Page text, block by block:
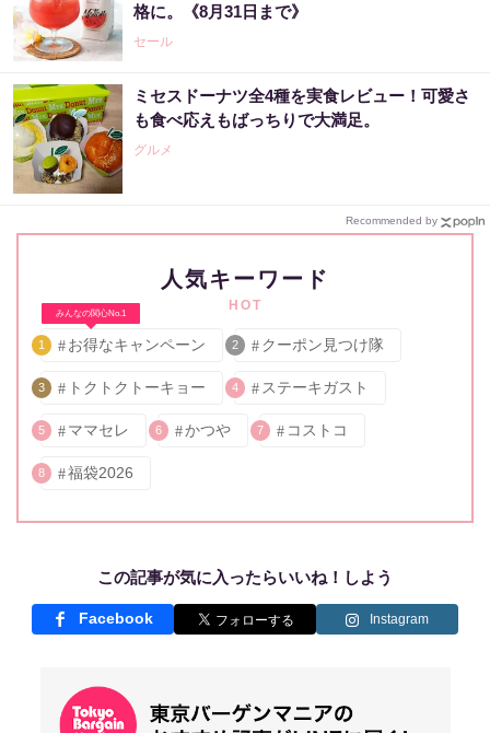
格に。《8月31日まで》
セール
ミセスドーナツ全4種を実食レビュー！可愛さ
も食べ応えもばっちりで大満足。
グルメ
Recommended by
人気キーワード
HOT
みんなの関心No.1
1 お得なキャンペーン 2 クーポン見つけ隊
3 トクトクトーキョー 4 ステーキガスト
5 ママセレ 6 かつや 7 コストコ
8 福袋2026
この記事が気に入ったらいいね！しよう
Facebook Instagram